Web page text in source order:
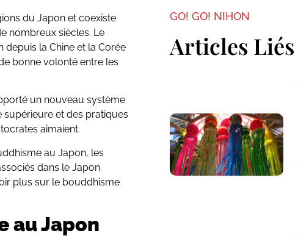
du Japon et coexiste
nombreux siècles. Le
la Chine et la Corée
bonne volonté entre les
un nouveau système
supérieure et des pratiques
aimaient.
au Japon, les
dans le Japon
plus sur le bouddhisme
au Japon
GO! GO! NIHON
Articles Liés